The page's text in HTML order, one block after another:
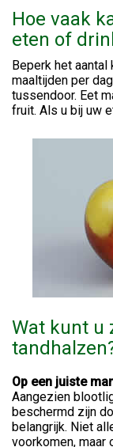
Hoe vaak
eten of
Beperk het
maaltijden per
tussendoor. Eet
fruit. Als u bij uw
Wat kunt u
Op een juiste
Aangezien
beschermd zijn
belangrijk. Niet
voorkomen, maar